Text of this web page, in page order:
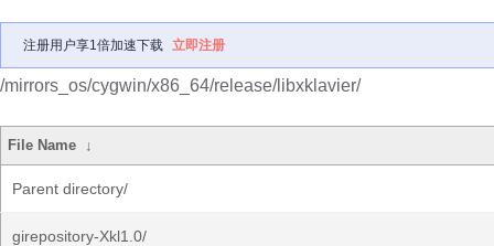
注册用户享1倍加速下载 立即注册
/mirrors_os/cygwin/x86_64/release/libxklavier/
File Name ↓
Parent directory/
girepository-Xkl1.0/